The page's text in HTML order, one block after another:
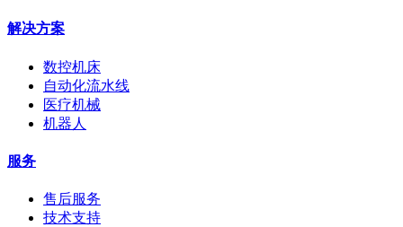
解决方案
数控机床
自动化流水线
医疗机械
机器人
服务
售后服务
技术支持